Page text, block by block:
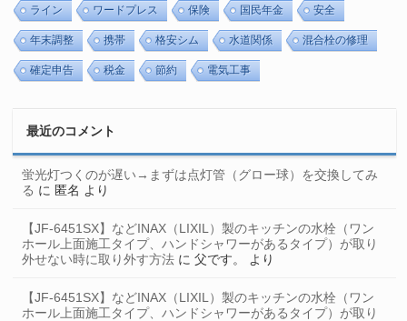
ライン ワードプレス 保険 国民年金 安全
年末調整 携帯 格安シム 水道関係 混合栓の修理
確定申告 税金 節約 電気工事
最近のコメント
蛍光灯つくのが遅い→まずは点灯管（グロー球）を交換してみ
る に 匿名 より
【JF-6451SX】などINAX（LIXIL）製のキッチンの水栓（ワン
ホール上面施工タイプ、ハンドシャワーがあるタイプ）が取り
外せない時に取り外す方法 に父です。 より
【JF-6451SX】などINAX（LIXIL）製のキッチンの水栓（ワン
ホール上面施工タイプ、ハンドシャワーがあるタイプ）が取り